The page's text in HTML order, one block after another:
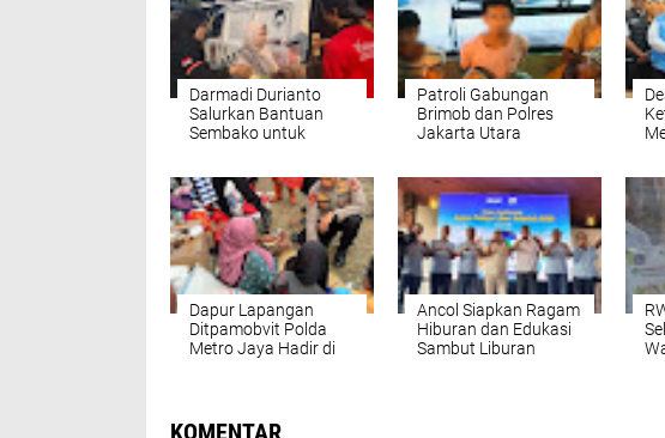
‎Darmadi Durianto
Salurkan Bantuan
Sembako untuk
Kepedulian Sosial
‎Patroli Gabungan
Brimob dan Polres
Jakarta Utara
Sabu di Warakas‎
Dapur Lapangan
Ditpamobvit Polda
Metro Jaya Hadir di
Makanan‎
‎Ancol Siapkan Ragam
Hiburan dan Edukasi
Sambut Liburan
KOMENTAR